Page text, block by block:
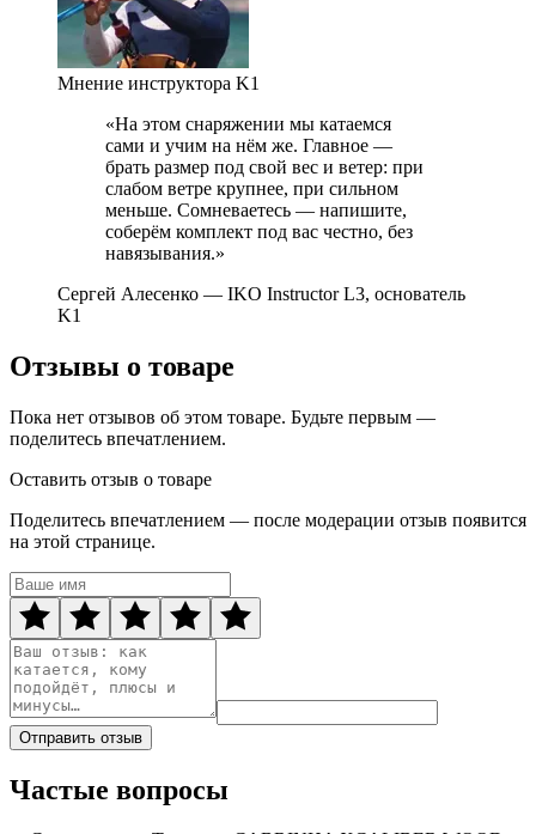
Мнение инструктора K1
«На этом снаряжении мы катаемся
сами и учим на нём же. Главное —
брать размер под свой вес и ветер: при
слабом ветре крупнее, при сильном
меньше. Сомневаетесь — напишите,
соберём комплект под вас честно, без
навязывания.»
Сергей Алесенко — IKO Instructor L3, основатель
K1
Отзывы о товаре
Пока нет отзывов об этом товаре. Будьте первым —
поделитесь впечатлением.
Оставить отзыв о товаре
Поделитесь впечатлением — после модерации отзыв появится
на этой странице.
Отправить отзыв
Частые вопросы